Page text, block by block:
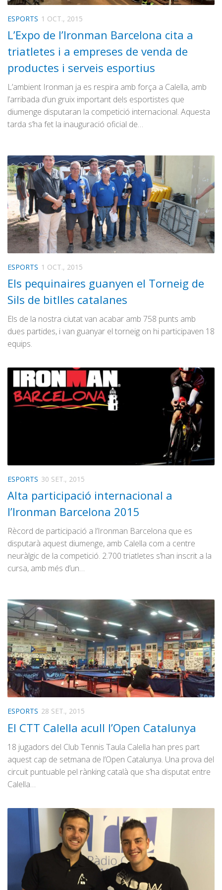
ESPORTS 1 OCT., 2015
L’Expo de l’Ironman Barcelona cita a
triatletes i a empreses de venda de
productes i serveis esportius
L’ambient Ironman ja es respira amb força a Calella, amb
l’arribada d’un gruix important dels esportistes que
diumenge disputaran la competició internacional. Aquesta
tarda s’ha fet la inauguració oficial de…
ESPORTS 1 OCT., 2015
Els pequinaires guanyen el Torneig de
Sils de bitlles catalanes
Els de la nostra ciutat van acabar amb 758 punts amb
dues partides, i van guanyar el torneig on hi participaven 18
equips.
ESPORTS 30 SET., 2015
Alta participació internacional a
l’Ironman Barcelona 2015
Rècord de participació a l’Ironman Barcelona que es
disputarà aquest diumenge, amb Calella com a centre
neuràlgic de la competició. 2.700 triatletes s’han inscrit a la
cursa, amb més d’un…
ESPORTS 28 SET., 2015
El CTT Calella acull l’Open Catalunya
18 jugadors del Club Tennis Taula Calella han pres part
aquest cap de setmana de l’Open Catalunya. Una prova del
circuit puntuable pel rànking català que s’ha disputat entre
Calella…